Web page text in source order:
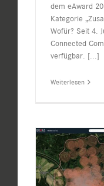
dem eAward
Kategorie
Wofür? Seit 4.
Connected
verfügbar. [...]
Weiterlesen